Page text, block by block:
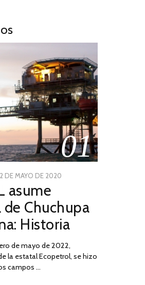
01
POSTED
2 DE MAYO DE 2020
DE
2026
asume
Chuchupa
Historia
de mayo de 2022,
la estatal Ecopetrol, se hizo
campos …